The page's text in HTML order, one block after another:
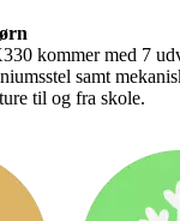
kommer med 7
samt
til og fra skole.